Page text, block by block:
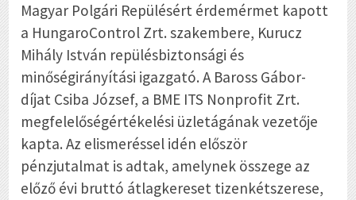
Magyar Polgári Repülésért érdemérmet kapott
a HungaroControl Zrt. szakembere, Kurucz
Mihály István repülésbiztonsági és
minőségirányítási igazgató. A Baross Gábor-
díjat Csiba József, a BME ITS Nonprofit Zrt.
megfelelőségértékelési üzletágának vezetője
kapta. Az elismeréssel idén először
pénzjutalmat is adtak, amelynek összege az
előző évi bruttó átlagkereset tizenkétszerese,